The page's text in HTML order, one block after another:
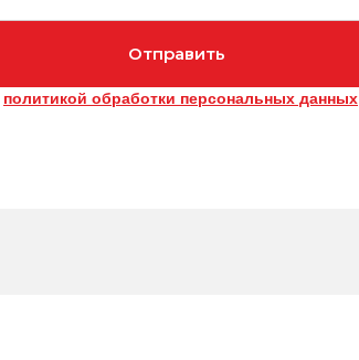
Отправить
политикой обработки персональных данных